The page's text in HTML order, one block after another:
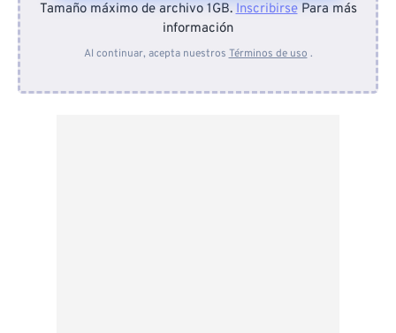
Desde el dispositivo
Tamaño máximo de archivo 1GB.InscribirsePara más
información
Al continuar, acepta nuestros Términos de uso .